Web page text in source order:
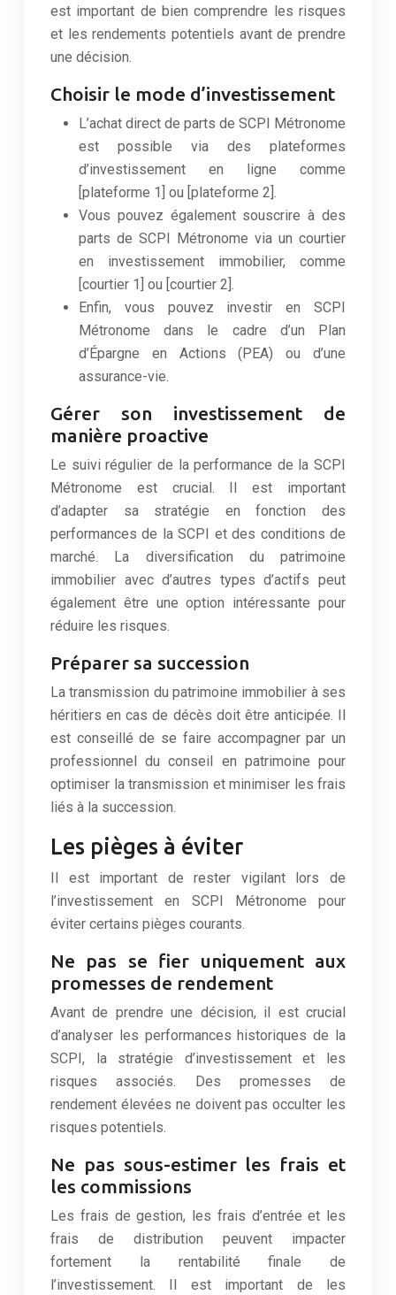
est important de bien comprendre les risques
et les rendements potentiels avant de prendre
une décision.
Choisir le mode d’investissement
L’achat direct de parts de SCPI Métronome
est possible via des plateformes
d’investissement en ligne comme
[plateforme 1] ou [plateforme 2].
Vous pouvez également souscrire à des
parts de SCPI Métronome via un courtier
en investissement immobilier, comme
[courtier 1] ou [courtier 2].
Enfin, vous pouvez investir en SCPI
Métronome dans le cadre d’un Plan
d’Épargne en Actions (PEA) ou d’une
assurance-vie.
Gérer son investissement de
manière proactive
Le suivi régulier de la performance de la SCPI
Métronome est crucial. Il est important
d’adapter sa stratégie en fonction des
performances de la SCPI et des conditions de
marché. La diversification du patrimoine
immobilier avec d’autres types d’actifs peut
également être une option intéressante pour
réduire les risques.
Préparer sa succession
La transmission du patrimoine immobilier à ses
héritiers en cas de décès doit être anticipée. Il
est conseillé de se faire accompagner par un
professionnel du conseil en patrimoine pour
optimiser la transmission et minimiser les frais
liés à la succession.
Les pièges à éviter
Il est important de rester vigilant lors de
l’investissement en SCPI Métronome pour
éviter certains pièges courants.
Ne pas se fier uniquement aux
promesses de rendement
Avant de prendre une décision, il est crucial
d’analyser les performances historiques de la
SCPI, la stratégie d’investissement et les
risques associés. Des promesses de
rendement élevées ne doivent pas occulter les
risques potentiels.
Ne pas sous-estimer les frais et
les commissions
Les frais de gestion, les frais d’entrée et les
frais de distribution peuvent impacter
fortement la rentabilité finale de
l’investissement. Il est important de les